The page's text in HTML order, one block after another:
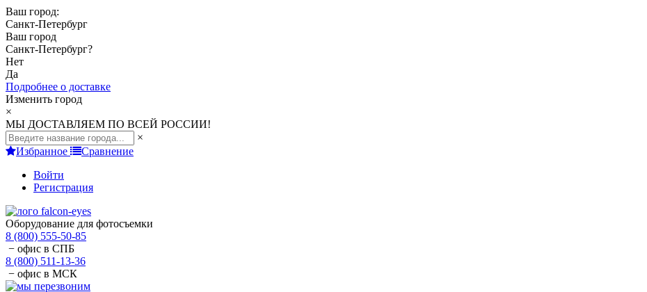
Ваш город:
Санкт-Петербург
Ваш город
Санкт-Петербург?
Нет
Да
Подробнее о доставке
Изменить город
×
МЫ ДОСТАВЛЯЕМ ПО ВСЕЙ РОССИИ!
×
Избранное
Сравнение
Войти
Регистрация
Оборудование для фотосъемки
8 (800) 555-50-85
− офис в СПБ
8 (800) 511-13-36
− офис в МСК